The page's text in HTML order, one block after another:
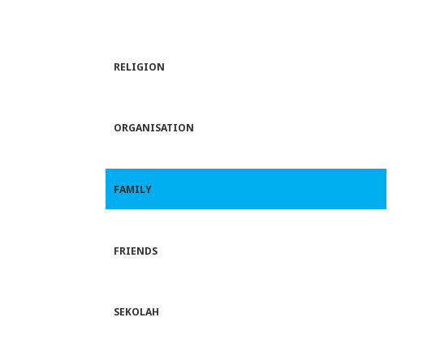
RELIGION
ORGANISATION
FAMILY
FRIENDS
SEKOLAH